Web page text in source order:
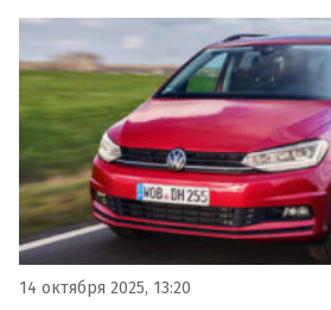
сайтов объявлений сейчас
рублей, сообщает портал
14 октября 2025, 13:20